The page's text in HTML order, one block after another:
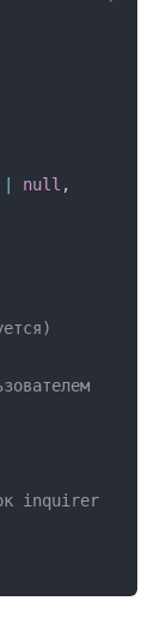
null ,
inquirer